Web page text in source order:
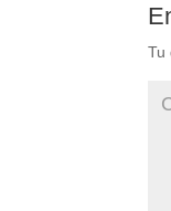
Tu